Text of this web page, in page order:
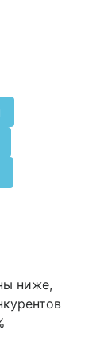
ниже,